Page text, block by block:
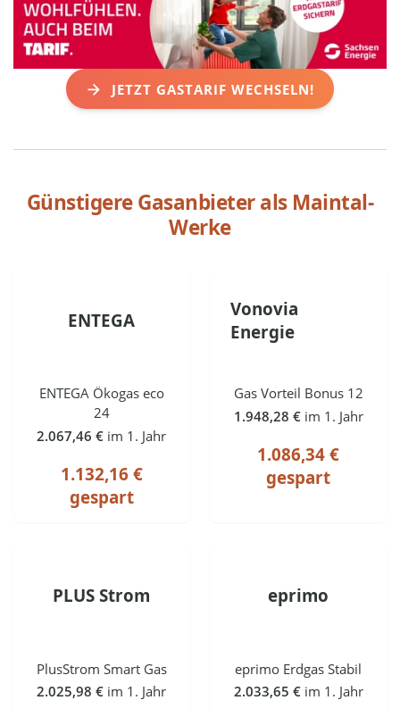
JETZT GASTARIF WECHSELN!
Günstigere Gasanbieter als Maintal-
Werke
ENTEGA
ENTEGA Ökogas eco
24
2.067,46 € im 1. Jahr
1.132,16 €
gespart
Vonovia
Energie
Gas Vorteil Bonus 12
1.948,28 € im 1. Jahr
1.086,34 €
gespart
PLUS Strom
PlusStrom Smart Gas
2.025,98 € im 1. Jahr
eprimo
eprimo Erdgas Stabil
2.033,65 € im 1. Jahr